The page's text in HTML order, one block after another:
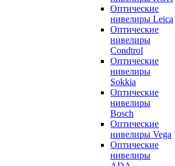
Оптические
нивелиры Leica
Оптические
нивелиры
Condtrol
Оптические
нивелиры
Sokkia
Оптические
нивелиры
Bosch
Оптические
нивелиры Vega
Оптические
нивелиры